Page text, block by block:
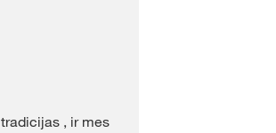
tradicijas , ir mes